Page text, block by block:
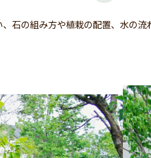
石の組み方や植栽の配置、水の